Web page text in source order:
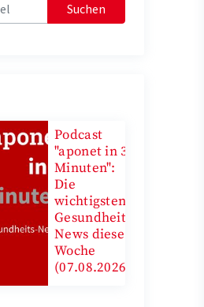
Suchen
Podcast
"aponet in 3
Minuten":
Die
wichtigsten
Gesundheits-
News diese
Woche
(07.08.2026)